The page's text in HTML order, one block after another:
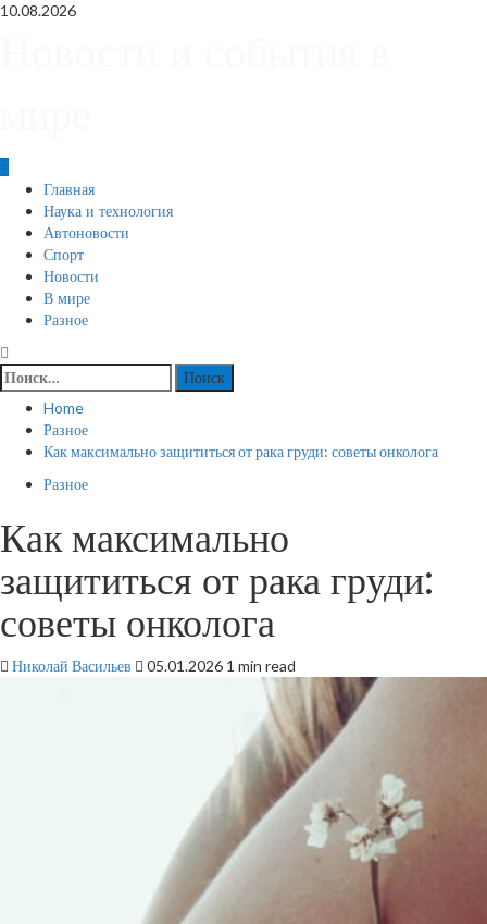
Skip
10.08.2026
Primary
Menu
Главная
Наука и технология
Автоновости
Спорт
Новости
В мире
Разное
Найти:
Home
Разное
Как максимально защититься от рака груди: советы онколога
Разное
Как максимально
защититься от рака груди:
советы онколога
Николай Васильев 05.01.2026 1 min read